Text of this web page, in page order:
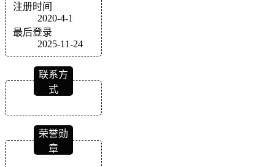
注册时间
2020-4-1
最后登录
2025-11-24
联系方
式
荣誉勋
章